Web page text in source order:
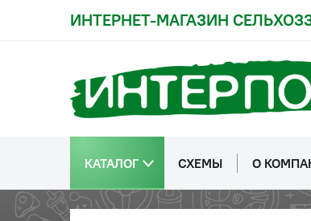
ИНТЕРНЕТ-МАГАЗИН
КАТАЛОГ СХЕМЫ О